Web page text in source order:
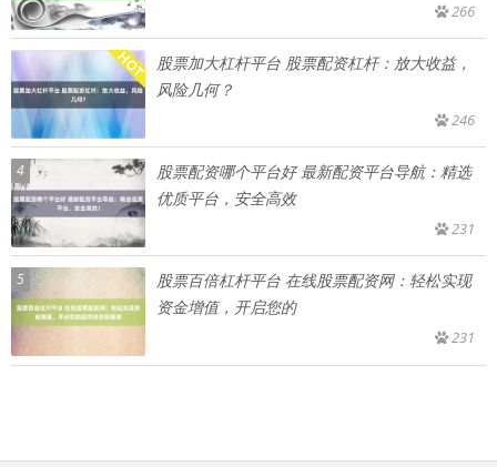
266
股票加大杠杆平台 股票配资杠杆：放大收益，
风险几何？
246
4
股票配资哪个平台好 最新配资平台导航：精选
优质平台，安全高效
231
5
股票百倍杠杆平台 在线股票配资网：轻松实现
资金增值，开启您的
231